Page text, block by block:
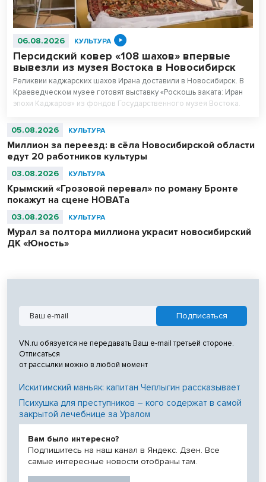
06.08.2026 КУЛЬТУРА
Персидский ковер «108 шахов» впервые
вывезли из музея Востока в Новосибирск
Реликвии каджарских шахов Ирана доставили в Новосибирск. В
Краеведческом музее готовят выставку «Роскошь заката: Иран
эпохи Каджаров» из фондов Государственного музея Востока.
сотканный для последнего шаха династии – 11-летнего Султан
05.08.2026 КУЛЬТУРА
Миллион за переезд: в сёла Новосибирской области
едут 20 работников культуры
03.08.2026 КУЛЬТУРА
Крымский «Грозовой перевал» по роману Бронте
покажут на сцене НОВАТа
03.08.2026 КУЛЬТУРА
Мурал за полтора миллиона украсит новосибирский
ДК «Юность»
VN.ru обязуется не передавать Ваш e-mail третьей стороне.
Отписаться
от рассылки можно в любой момент
Искитимский маньяк: капитан Чеплыгин рассказывает
Психушка для преступников – кого содержат в самой
закрытой лечебнице за Уралом
Вам было интересно?
Подпишитесь на наш канал в Яндекс. Дзен. Все
самые интересные новости отобраны там.